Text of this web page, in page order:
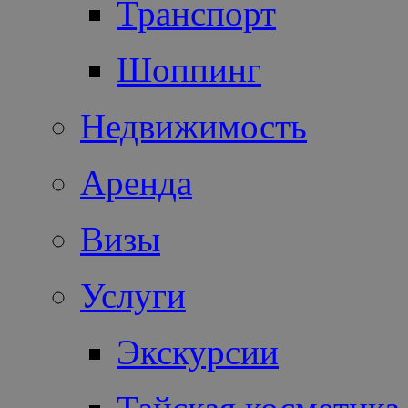
Транспорт
Шоппинг
Недвижимость
Аренда
Визы
Услуги
Экскурсии